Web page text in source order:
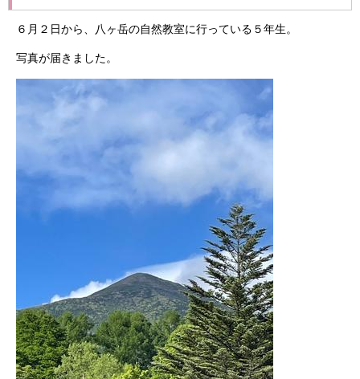
６月２日から、八ヶ岳の自然教室に行っている５年生。
写真が届きました。